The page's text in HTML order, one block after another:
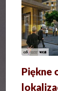
Piękne